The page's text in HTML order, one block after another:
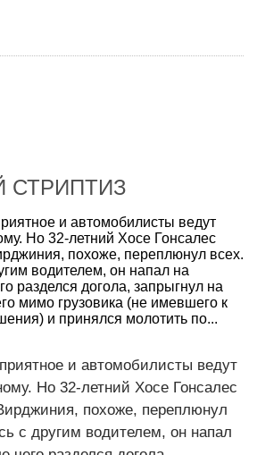
СТРИПТИЗ
и автомобилисты ведут
Но 32-летний Хосе Гонсалес
похоже, переплюнул всех.
водителем, он напал на
разделся догола, запрыгнул на
мимо грузовика (не имевшего к
и принялся молотить по...
и автомобилисты ведут
Но 32-летний Хосе Гонсалес
похоже, переплюнул
с другим водителем, он напал